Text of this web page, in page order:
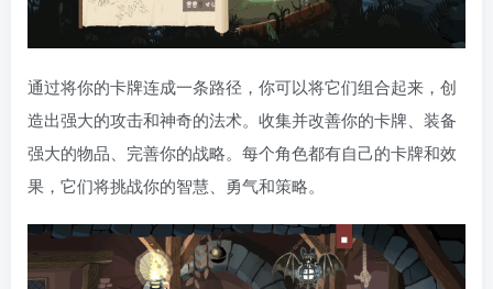
通过将你的卡牌连成一条路径，你可以将它们组合起来，创
造出强大的攻击和神奇的法术。收集并改善你的卡牌、装备
强大的物品、完善你的战略。每个角色都有自己的卡牌和效
果，它们将挑战你的智慧、勇气和策略。